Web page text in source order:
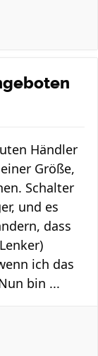
Händler
Größe,
Schalter
und es
dass
ich das
bin ...